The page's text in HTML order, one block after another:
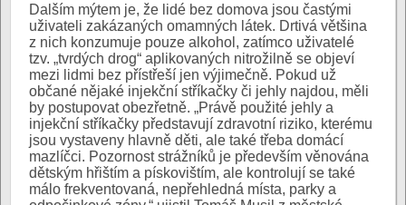
Dalším mýtem je, že lidé bez domova jsou častými
uživateli zakázaných omamných látek. Drtivá většina
z nich konzumuje pouze alkohol, zatímco uživatelé
tzv. „tvrdých drog“ aplikovaných nitrožilně se objeví
mezi lidmi bez přístřeší jen výjimečně. Pokud už
občané nějaké injekční stříkačky či jehly najdou, měli
by postupovat obezřetně. „Právě použité jehly a
injekční stříkačky představují zdravotní riziko, kterému
jsou vystaveny hlavně děti, ale také třeba domácí
mazlíčci. Pozornost strážníků je především věnována
dětským hřištím a pískovištím, ale kontrolují se také
málo frekventovaná, nepřehledná místa, parky a